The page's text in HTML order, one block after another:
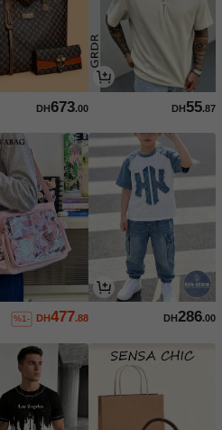
DH55.87
DH673.00
DH286.00
DH477.88
%1-